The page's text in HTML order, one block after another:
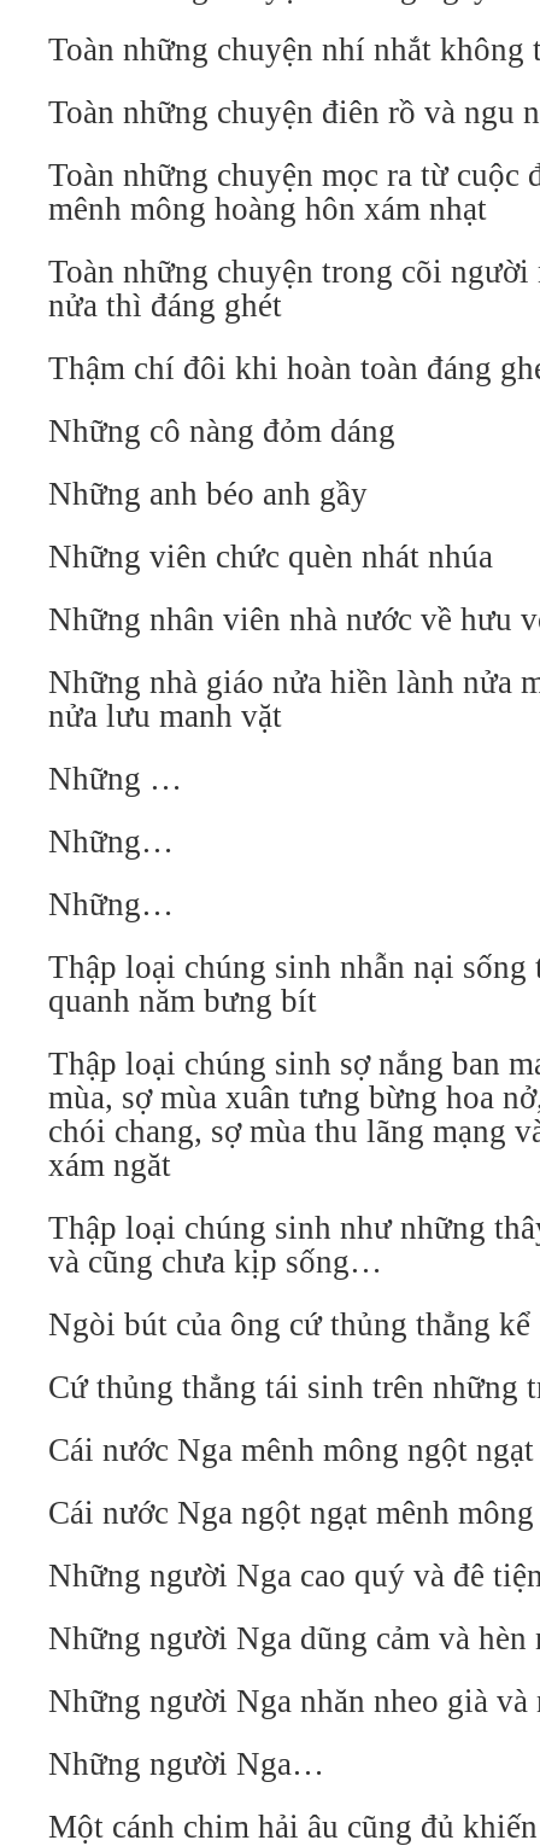
Toàn những chuyện nhí nhắt không
Toàn những chuyện điên rồ và ngu
Toàn những chuyện mọc ra từ cuộc
mênh mông hoàng hôn xám nhạt
Toàn những chuyện trong cõi người
nửa thì đáng ghét
Thậm chí đôi khi hoàn toàn đáng
Những cô nàng đỏm dáng
Những anh béo anh gầy
Những viên chức quèn nhát nhúa
Những nhân viên nhà nước về hưu
Những nhà giáo nửa hiền lành nửa
nửa lưu manh vặt
Những …
Những…
Những…
Thập loại chúng sinh nhẫn nại sống
quanh năm bưng bít
Thập loại chúng sinh sợ nắng ban
mùa, sợ mùa xuân tưng bừng hoa
chói chang, sợ mùa thu lãng mạng
xám ngăt
Thập loại chúng sinh như những
và cũng chưa kịp sống…
Ngòi bút của ông cứ thủng thẳng kể
Cứ thủng thẳng tái sinh trên những
Cái nước Nga mênh mông ngột ngạt
Cái nước Nga ngột ngạt mênh mông
Những người Nga cao quý và đê
Những người Nga dũng cảm và hèn
Những người Nga nhăn nheo già và
Những người Nga…
Một cánh chim hải âu cũng đủ